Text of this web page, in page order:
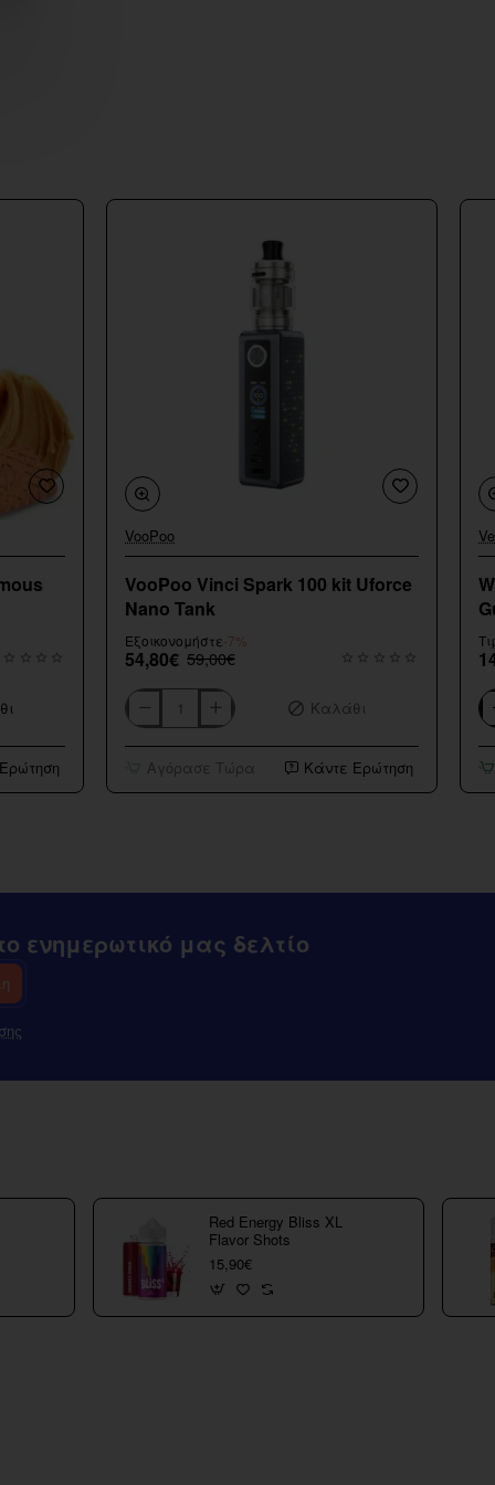
Εξαντληθηκε
VooPoo
VooPoo Vinci Spark 100 kit Uforce
Nano Tank
Εξοικονομήστε-7%
54,80€ 59,00€
VooPoo
Vinci
Spark
Καλάθι
Αγόρασε Τώρα Κάντε Ερώτηση
ενημερωτικό μας δελτίο
Red Energy Bliss XL
Flavor Shots
15,90€